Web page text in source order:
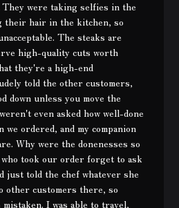
were taking selfies in the
their hair in the kitchen, so
The steaks are
high-quality cuts worth
they're a high-end
told the other customers,
down unless you move the
even asked how well-done
we ordered, and my companion
Why were the donenesses so
took our order forget to ask
just told the chef whatever she
other customers there, so
I was able to travel,